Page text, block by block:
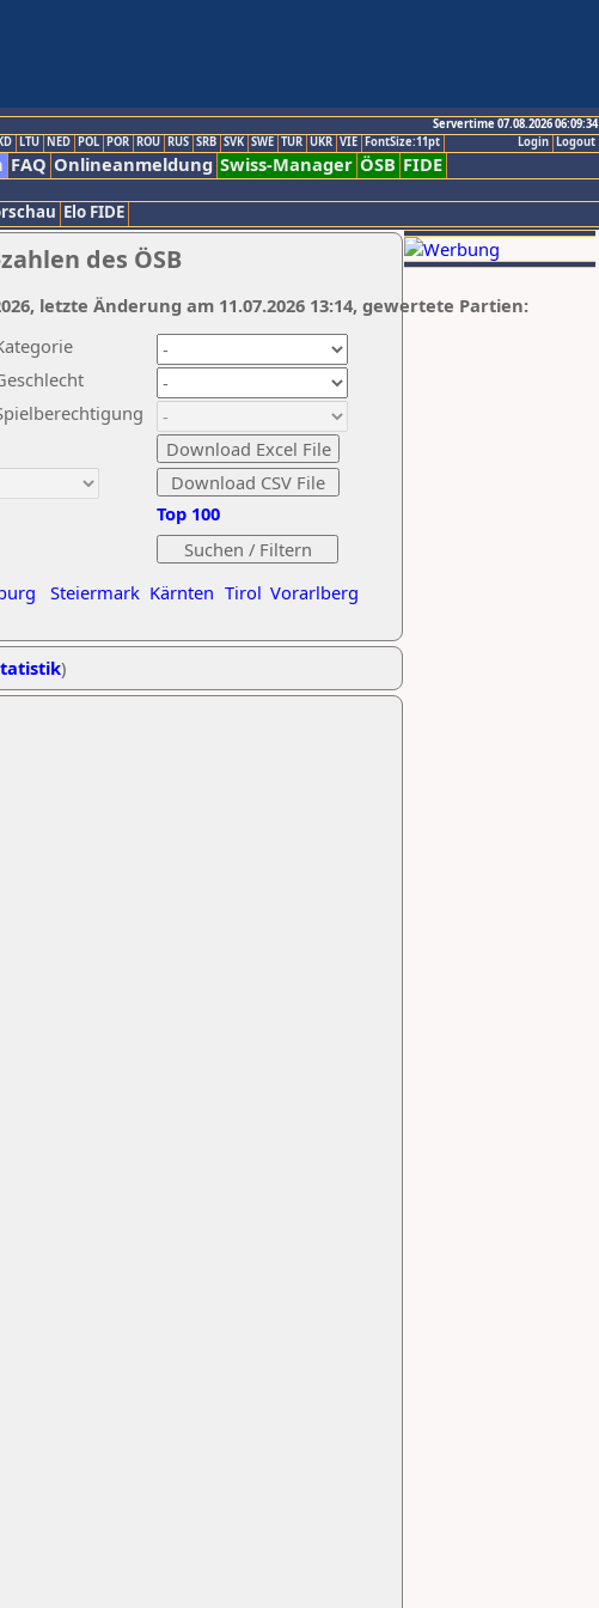
Servertime 07.08.2026 06:09:34
Logout
Login
LTU NED POL POR ROU RUS SRB SVK SWE TUR UKR VIE FontSize:11pt
FAQ Onlineanmeldung Swiss-Manager ÖSB FIDE
Elo FIDE
des ÖSB
Steiermark Kärnten Tirol Vorarlberg
Top 100
letzte Änderung am 11.07.2026 13:14, gewertete Partien:
)